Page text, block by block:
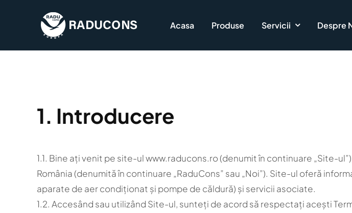
Acasa Produse Servicii Despre
1. Introducere
1.1. Bine ați venit pe site-ul www.raducons.ro (denumit în continuare „Site-
România (denumită în continuare „RaduCons” sau „Noi”). Site-ul oferă
aparate de aer condiționat și pompe de căldură) și servicii asociate.
1.2. Accesând sau utilizând Site-ul, sunteți de acord să respectați acești